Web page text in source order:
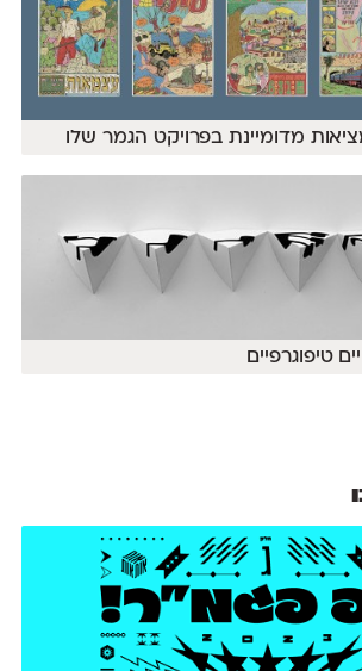
מדומיינת בפרויקט הגמר שלו
טיפוגרפיים